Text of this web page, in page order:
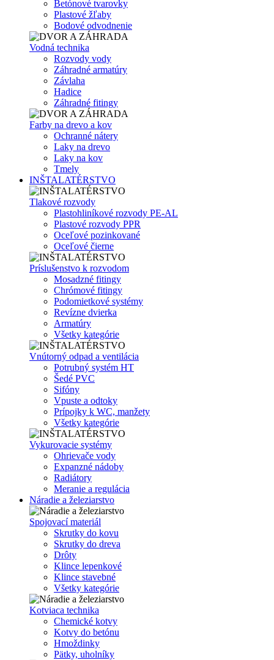
Betónové tvarovky
Plastové žľaby
Bodové odvodnenie
Vodná technika
Rozvody vody
Záhradné armatúry
Závlaha
Hadice
Záhradné fitingy
Farby na drevo a kov
Ochranné nátery
Laky na drevo
Laky na kov
Tmely
INŠTALATÉRSTVO
Tlakové rozvody
Plastohliníkové rozvody PE-AL
Plastové rozvody PPR
Oceľové pozinkované
Oceľové čierne
Príslušenstvo k rozvodom
Mosadzné fitingy
Chrómové fitingy
Podomietkové systémy
Revízne dvierka
Armatúry
Všetky kategórie
Vnútorný odpad a ventilácia
Potrubný systém HT
Šedé PVC
Sifóny
Vpuste a odtoky
Prípojky k WC, manžety
Všetky kategórie
Vykurovacie systémy
Ohrievače vody
Expanzné nádoby
Radiátory
Meranie a regulácia
Náradie a železiarstvo
Spojovací materiál
Skrutky do kovu
Skrutky do dreva
Drôty
Klince lepenkové
Klince stavebné
Všetky kategórie
Kotviaca technika
Chemické kotvy
Kotvy do betónu
Hmoždinky
Pätky, uholníky